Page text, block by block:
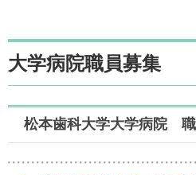
大学病院職員募集
松本歯科大学大学病院